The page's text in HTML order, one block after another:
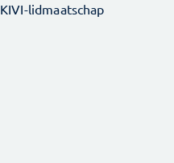
KIVI-lidmaatschap